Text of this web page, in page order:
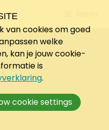
to
van cookies om goed
welke
kan je jouw cookie-
is
.
cookie settings